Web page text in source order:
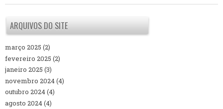
ARQUIVOS DO SITE
março 2025 (2)
fevereiro 2025 (2)
janeiro 2025 (3)
novembro 2024(4)
outubro 2024(4)
agosto 2024(4)